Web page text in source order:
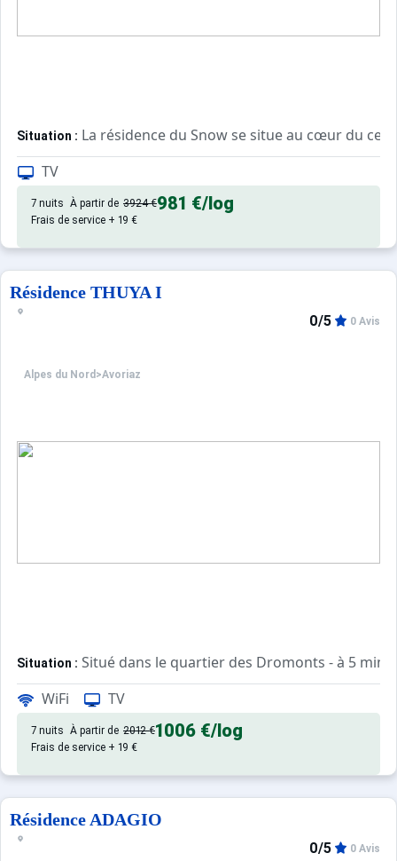
Situation : La résidence du Snow se situe au cœur du
La résidence offre un cadre propice aux vacanciers
Les commerces aux pieds de la résidence sont
Le domaine skiable peut être facilement rejoint par
Confortable et agréable, ce
TV
7 nuits À partir de 3924 €981 €/log
Frais de service + 19 €
Résidence THUYA I
Alpes du Nord >Avoriaz
0/5 0 Avis
Situation : Situé dans le quartier des Dromonts - à 5
Appartement de particulier :
WiFi TV
7 nuits À partir de 2012 €1006 €/log
Frais de service + 19 €
Résidence ADAGIO
0/5 0 Avis